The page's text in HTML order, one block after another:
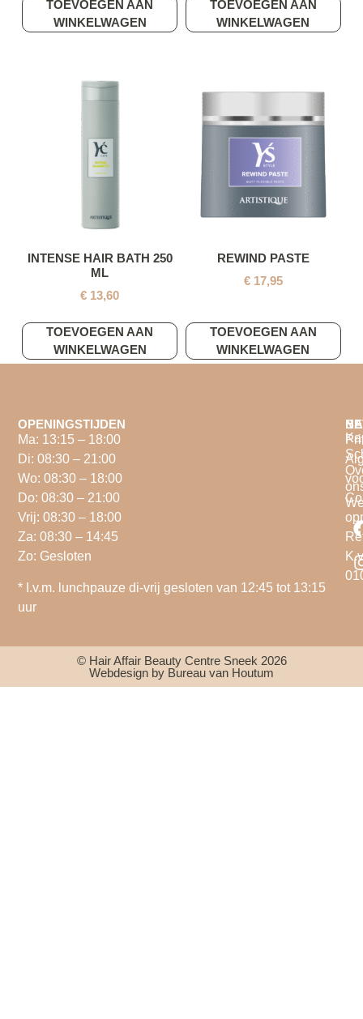
TOEVOEGEN AAN
WINKELWAGEN
TOEVOEGEN AAN
WINKELWAGEN
INTENSE HAIR BATH 250
ML
€ 13,60
TOEVOEGEN AAN
WINKELWAGEN
REWIND PASTE
€17,95
TOEVOEGEN AAN
WINKELWAGEN
OPENINGSTIJDEN
Ma: 13:15 – 18:00
Di: 08:30 – 21:00
Wo: 08:30 – 18:00
Do: 08:30 – 21:00
Vrij: 08:30 – 18:00
Za: 08:30 – 14:45
Zo: Gesloten
* I.v.m. lunchpauze di-vrij gesloten van 12:45 tot 13:15
uur
© Hair Affair Beauty Centre Sneek 2026
Webdesign by Bureau van Houtum